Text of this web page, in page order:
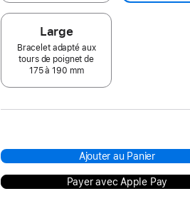
Large
Bracelet adapté aux
tours de poignet de
175 à 190 mm
Ajouter au Panier
Payer avec Apple Pay